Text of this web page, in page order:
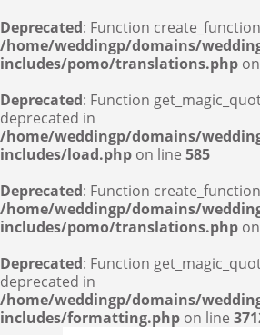
Deprecated: Function
/home/weddingp/domains/
includes/pomo/translations.php
Deprecated: Function
deprecated in
/home/weddingp/domains/
includes/load.php on line 585
Deprecated: Function
/home/weddingp/domains/
includes/pomo/translations.php
Deprecated: Function
deprecated in
/home/weddingp/domains/
includes/formatting.php on line